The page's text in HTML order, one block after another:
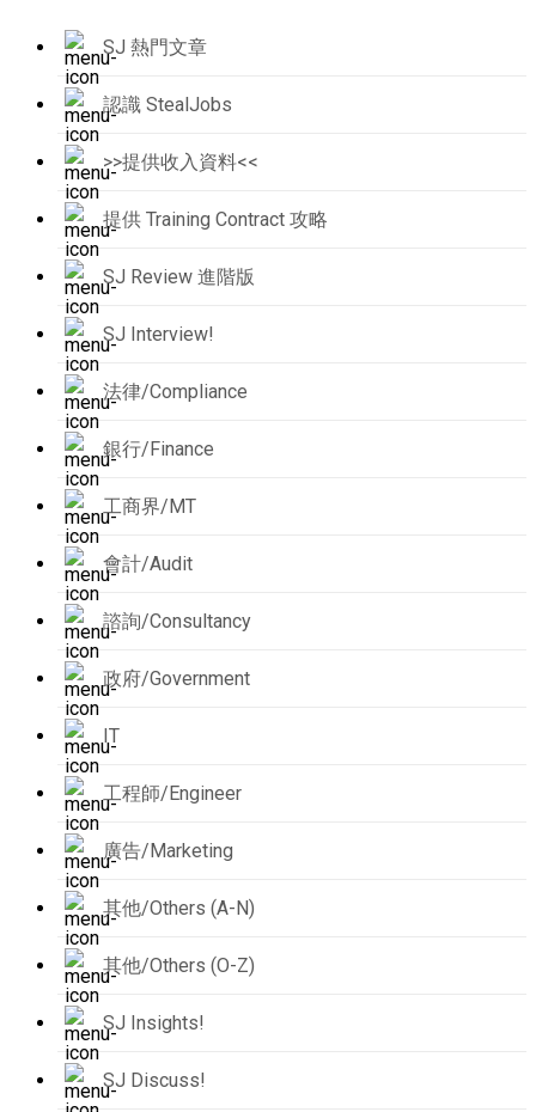
SJ 熱門文章
認識 StealJobs
>>提供收入資料<<
提供 Training Contract 攻略
SJ Review 進階版
SJ Interview!
法律/Compliance
銀行/Finance
工商界/MT
會計/Audit
諮詢/Consultancy
政府/Government
IT
工程師/Engineer
廣告/Marketing
其他/Others (A-N)
其他/Others (O-Z)
SJ Insights!
SJ Discuss!